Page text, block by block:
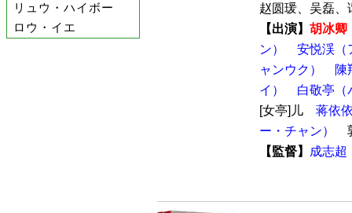
リュウ・ハイボー
ロウ・イエ
赵圆瑗、吴磊、
【出演】 胡冰卿
ン）
安悦渓（
ャンウク）
陳
イ）
白敬亭（
[女亭]儿 蒋依
ー・チャン）
【監督】
成志超